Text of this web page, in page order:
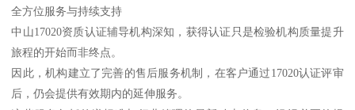
全方位服务与持续支持
中山17020资质认证辅导机构深知，获得认证只是检验机构质量提升
旅程的开始而非终点。
因此，机构建立了完善的售后服务机制，在客户通过17020认证评审
后，仍会提供有效期内的延伸服务。